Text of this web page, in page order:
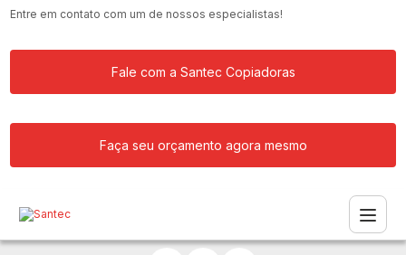
Entre em contato com um de nossos especialistas!
Fale com a Santec Copiadoras
Faça seu orçamento agora mesmo